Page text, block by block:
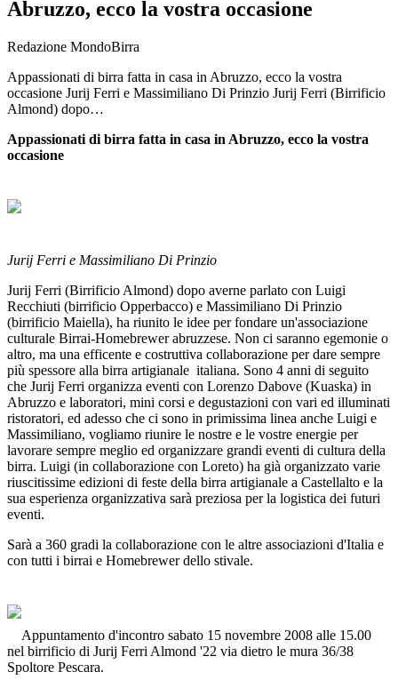
Abruzzo, ecco la vostra occasione
Redazione MondoBirra
Appassionati di birra fatta in casa in Abruzzo, ecco la vostra
occasione Jurij Ferri e Massimiliano Di Prinzio Jurij Ferri (Birrificio
Almond) dopo…
Appassionati di birra fatta in casa in Abruzzo, ecco la vostra
occasione
Jurij Ferri e Massimiliano Di Prinzio
Jurij Ferri (Birrificio Almond) dopo averne parlato con Luigi
Recchiuti (birrificio Opperbacco) e Massimiliano Di Prinzio
(birrificio Maiella), ha riunito le idee per fondare un'associazione
culturale Birrai-Homebrewer abruzzese. Non ci saranno egemonie o
altro, ma una efficente e costruttiva collaborazione per dare sempre
più spessore alla birra artigianale italiana. Sono 4 anni di seguito
che Jurij Ferri organizza eventi con Lorenzo Dabove (Kuaska) in
Abruzzo e laboratori, mini corsi e degustazioni con vari ed illuminati
ristoratori, ed adesso che ci sono in primissima linea anche Luigi e
Massimiliano, vogliamo riunire le nostre e le vostre energie per
lavorare sempre meglio ed organizzare grandi eventi di cultura della
birra. Luigi (in collaborazione con Loreto) ha già organizzato varie
riuscitissime edizioni di feste della birra artigianale a Castellalto e la
sua esperienza organizzativa sarà preziosa per la logistica dei futuri
eventi.
Sarà a 360 gradi la collaborazione con le altre associazioni d'Italia e
con tutti i birrai e Homebrewer dello stivale.
Appuntamento d'incontro sabato 15 novembre 2008 alle 15.00
nel birrificio di Jurij Ferri Almond '22 via dietro le mura 36/38
Spoltore Pescara.